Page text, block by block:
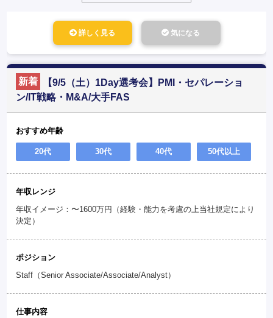
詳しく見る 気になる
新着
【9/5（土）1Day選考会】PMI・セパレーショ
ン/IT戦略・M&A/大手FAS
おすすめ年齢
20代 30代 40代 50代以上
年収レンジ
年収イメージ：〜1600万円（経験・能力を考慮の上当社規定により
決定）
ポジション
Staff（Senior Associate/Associate/Analyst）
仕事内容